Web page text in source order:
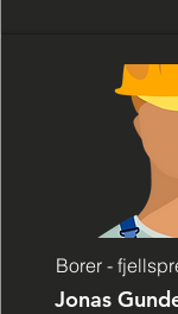
Borer -
Jonas